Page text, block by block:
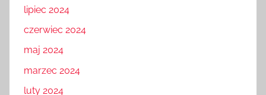
lipiec 2024
czerwiec 2024
maj 2024
marzec 2024
luty 2024